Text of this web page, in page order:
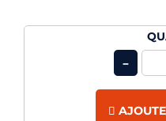
-